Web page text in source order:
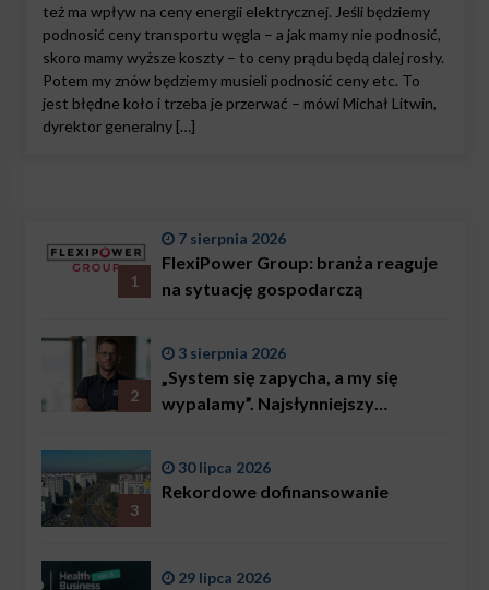
też ma wpływ na ceny energii elektrycznej. Jeśli będziemy
podnosić ceny transportu węgla – a jak mamy nie podnosić,
skoro mamy wyższe koszty – to ceny prądu będą dalej rosły.
Potem my znów będziemy musieli podnosić ceny etc. To
jest błędne koło i trzeba je przerwać – mówi Michał Litwin,
dyrektor generalny […]
1
7 sierpnia 2026
FlexiPower Group: branża reaguje
na sytuację gospodarczą
2
3 sierpnia 2026
„System się zapycha, a my się
wypalamy”. Najsłynniejszy
problemem są nie tylko choroby
3
30 lipca 2026
Rekordowe dofinansowanie
29 lipca 2026